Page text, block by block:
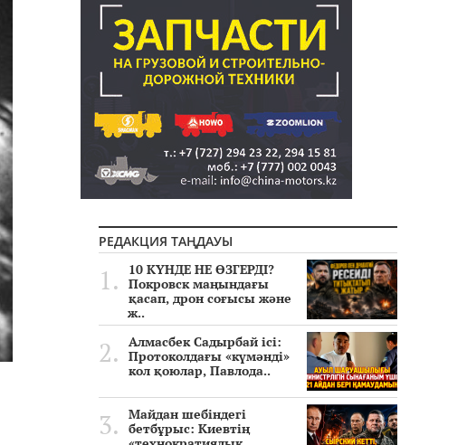
РЕДАКЦИЯ ТАҢДАУЫ
10 КҮНДЕ НЕ ӨЗГЕРДІ?
Покровск маңындағы
қасап, дрон соғысы және
ж..
Алмасбек Садырбай ісі:
Протоколдағы «күмәнді»
кол қоюлар, Павлода..
Майдан шебіндегі
бетбұрыс: Киевтің